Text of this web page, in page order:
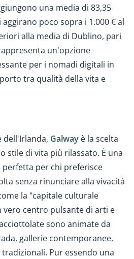
una media di 83,35
poco sopra i 1.000 € al
alla media di Dublino, pari
un'opzione
per i nomadi digitali in
tra qualità della vita e
dell'Irlanda, Galway è la scelta
stile di vita più rilassato. È una
per chi preferisce
senza rinunciare alla vivacità
la "capitale culturale
vero centro pulsante di arti e
sono animate da
gallerie contemporanee,
Pur essendo una